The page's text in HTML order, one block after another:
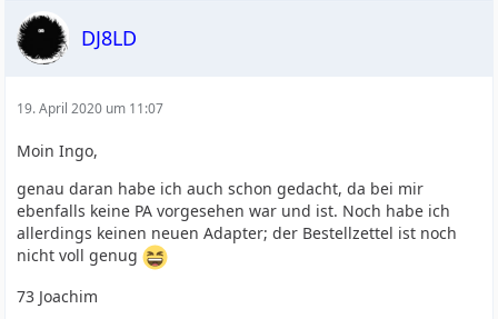
DJ8LD
19. April 2020 um 11:07
Moin Ingo,
genau daran habe ich auch schon gedacht, da bei mir
ebenfalls keine PA vorgesehen war und ist. Noch habe ich
allerdings keinen neuen Adapter; der Bestellzettel ist noch
nicht voll genug
73 Joachim